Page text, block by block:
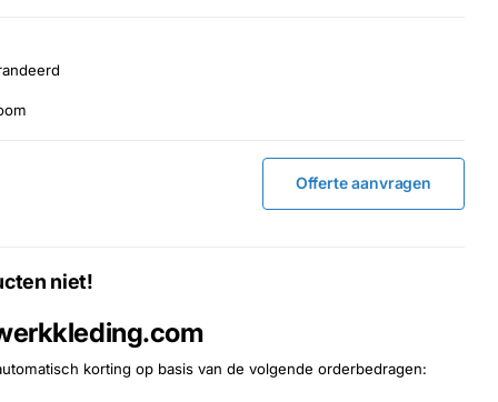
Offerte aanvragen
niet!
korting op basis van de volgende orderbedragen: